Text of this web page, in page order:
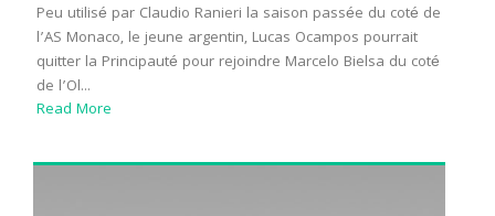
Peu utilisé par Claudio Ranieri la saison passée du coté de
l’AS Monaco, le jeune argentin, Lucas Ocampos pourrait
quitter la Principauté pour rejoindre Marcelo Bielsa du coté
de l’Ol...
Read More